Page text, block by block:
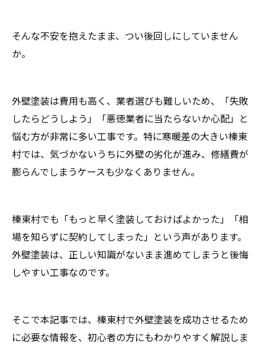
そんな不安を抱えたまま、つい後回しにしていません
か。
外壁塗装は費用も高く、業者選びも難しいため、「失敗
したらどうしよう」「悪徳業者に当たらないか心配」と
悩む方が非常に多い工事です。特に寒暖差の大きい榛東
村では、気づかないうちに外壁の劣化が進み、修繕費が
膨らんでしまうケースも少なくありません。
榛東村でも「もっと早く塗装しておけばよかった」「相
場を知らずに契約してしまった」という声があります。
外壁塗装は、正しい知識がないまま進めてしまうと後悔
しやすい工事なのです。
そこで本記事では、榛東村で外壁塗装を成功させるため
に必要な情報を、初心者の方にもわかりやすく解説しま